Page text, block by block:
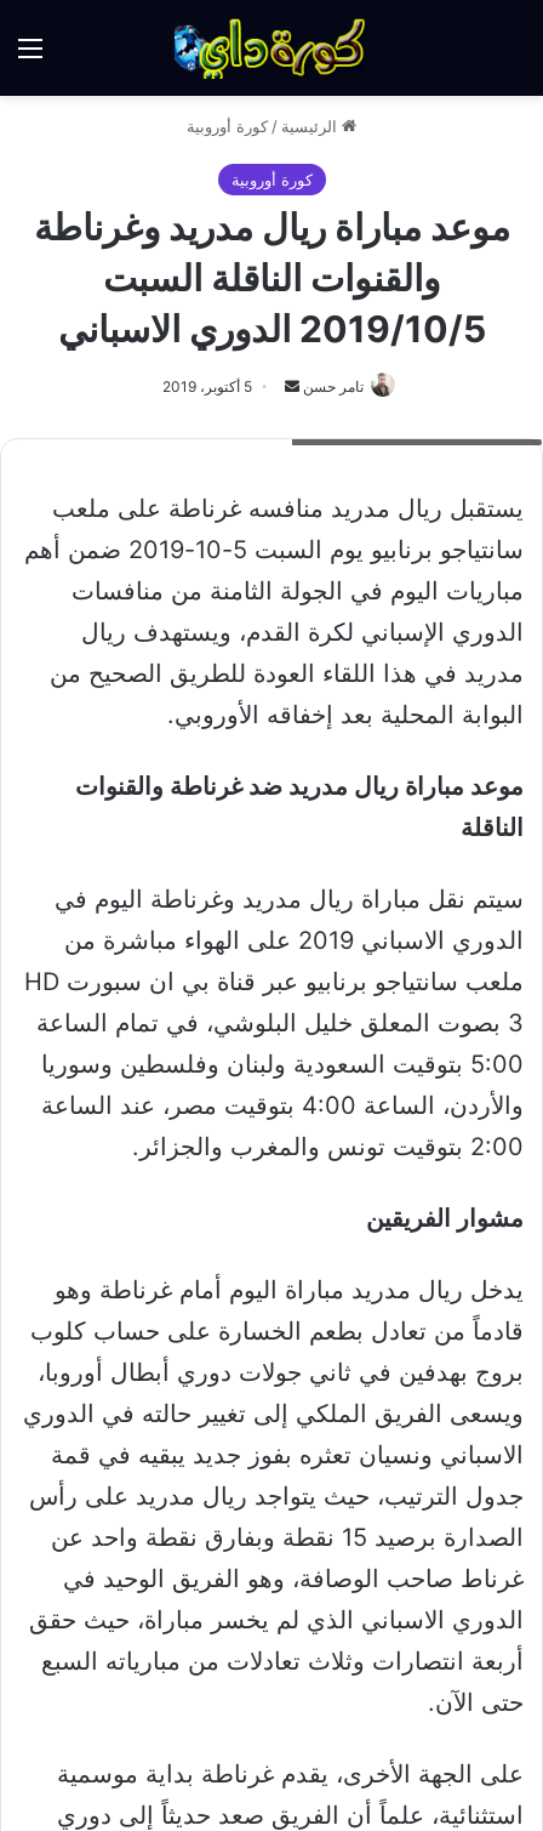
الرئيسية / كورة أوروبية
كورة أوروبية
موعد مباراة ريال مدريد وغرناطة
والقنوات الناقلة السبت
2019/10/5 الدوري الاسباني
تامر حسن
أرسل
إلكترونيا
5 أكتوبر، 2019
يستقبل ريال مدريد منافسه غرناطة على ملعب
سانتياجو برنابيو يوم السبت 5-10-2019 ضمن أهم
مباريات اليوم في الجولة الثامنة من منافسات
الدوري الإسباني لكرة القدم، ويستهدف ريال
مدريد في هذا اللقاء العودة للطريق الصحيح من
البوابة المحلية بعد إخفاقه الأوروبي.
موعد مباراة ريال مدريد ضد غرناطة والقنوات
الناقلة
سيتم نقل مباراة ريال مدريد وغرناطة اليوم في
الدوري الاسباني 2019 على الهواء مباشرة من
ملعب سانتياجو برنابيو عبر قناة بي ان سبورت HD
3 بصوت المعلق خليل البلوشي، في تمام الساعة
5:00 بتوقيت السعودية ولبنان وفلسطين وسوريا
والأردن، الساعة 4:00 بتوقيت مصر، عند الساعة
2:00 بتوقيت تونس والمغرب والجزائر.
مشوار الفريقين
يدخل ريال مدريد مباراة اليوم أمام غرناطة وهو
قادماً من تعادل بطعم الخسارة على حساب كلوب
بروج بهدفين في ثاني جولات دوري أبطال أوروبا،
ويسعى الفريق الملكي إلى تغيير حالته في الدوري
الاسباني ونسيان تعثره بفوز جديد يبقيه في قمة
جدول الترتيب، حيث يتواجد ريال مدريد على رأس
الصدارة برصيد 15 نقطة وبفارق نقطة واحد عن
غرناط صاحب الوصافة، وهو الفريق الوحيد في
الدوري الاسباني الذي لم يخسر مباراة، حيث حقق
أربعة انتصارات وثلاث تعادلات من مبارياته السبع
حتى الآن.
على الجهة الأخرى، يقدم غرناطة بداية موسمية
استثنائية، علماً أن الفريق صعد حديثاً إلى دوري